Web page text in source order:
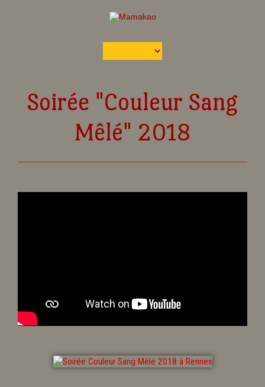
Soirée "Couleur Sang
Mêlé" 2018